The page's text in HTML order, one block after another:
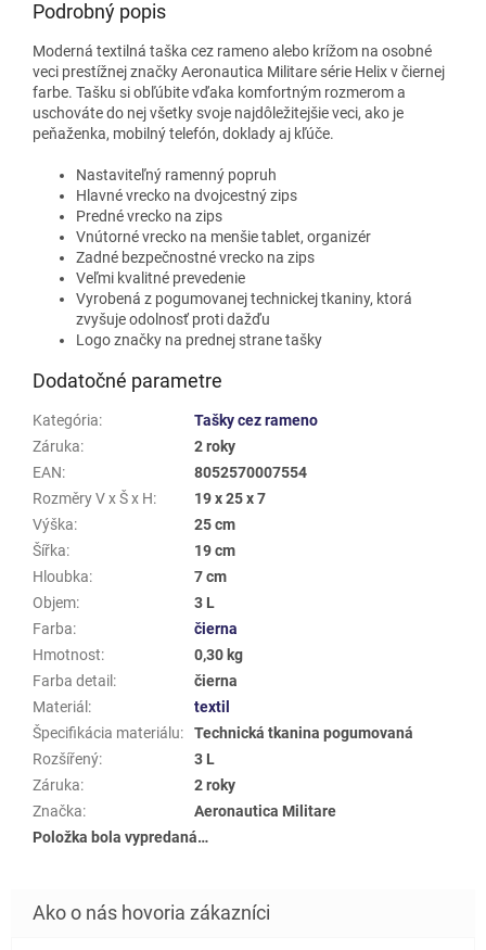
Podrobný popis
Moderná textilná taška cez rameno alebo krížom na osobné
veci prestížnej značky Aeronautica Militare série Helix v čiernej
farbe. Tašku si obľúbite vďaka komfortným rozmerom a
uschováte do nej všetky svoje najdôležitejšie veci, ako je
peňaženka, mobilný telefón, doklady aj kľúče.
Nastaviteľný ramenný popruh
Hlavné vrecko na dvojcestný zips
Predné vrecko na zips
Vnútorné vrecko na menšie tablet, organizér
Zadné bezpečnostné vrecko na zips
Veľmi kvalitné prevedenie
Vyrobená z pogumovanej technickej tkaniny, ktorá
zvyšuje odolnosť proti dažďu
Logo značky na prednej strane tašky
Dodatočné parametre
Kategória:
Tašky cez rameno
Záruka:
2 roky
EAN:
8052570007554
Rozměry V x Š x H:
19 x 25 x 7
Výška:
25 cm
Šířka:
19 cm
Hloubka:
7 cm
Objem:
3 L
Farba:
čierna
Hmotnost:
0,30 kg
Farba detail :
čierna
Materiál :
textil
Špecifikácia materiálu:
Technická tkanina pogumovaná
Rozšířený:
3 L
Záruka:
2 roky
Značka:
Aeronautica Militare
Položka bola vypredaná…